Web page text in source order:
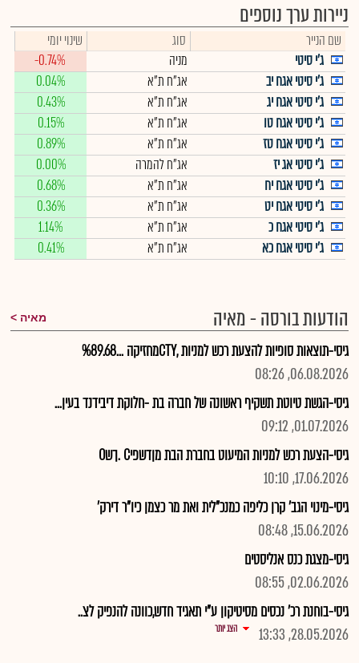
ניירות ערך נוספים
שם הנייר סוג
שינוי יומי
ג'י סיטי
מניה
-0.74%
ג'י סיטי אגח יב
אג"ח ת"א
0.04%
ג'י סיטי אגח יג
אג"ח ת"א
0.43%
ג'י סיטי אגח טו
אג"ח ת"א
0.15%
ג'י סיטי אגח טז
אג"ח ת"א
0.89%
ג'י סיטי אג יז
אג"ח להמרה
0.00%
ג'י סיטי אגח יח
אג"ח ת"א
0.68%
ג'י סיטי אגח יט
אג"ח ת"א
0.36%
ג'י סיטי אגח כ
אג"ח ת"א
1.14%
ג'י סיטי אגח כא
אג"ח ת"א 0.41%
הודעות בורסה - מאיה מאיה
גיסי-תוצאות סופיות להצעת רכש למניות ,CTYמחזיקה ...%89.68
06.08.2026, 08:26
גיסי-הגשת טיוטת תשקיף ראשונה של חברה בת -חלוקת דיבידנד בעין...
01.07.2026, 09:12
גיסי-הצעת רכש למניות המיעוט בחברת הבת מןדשפיC .ךשO
17.06.2026, 10:10
גיסי-מינוי הגב' קרן כליפה כמנכ"לית ואת מר כצמן כיו"ר דירק'
15.06.2026, 08:48
גיסי-מצגת כנס אנליסטים
02.06.2026, 08:55
גיסי-בוחנת רכ' נכסים מסיטיקון ע"י תאגיד חדש,כוונה להנפיק לצ..
28.05.2026, 13:33
הצג יותר